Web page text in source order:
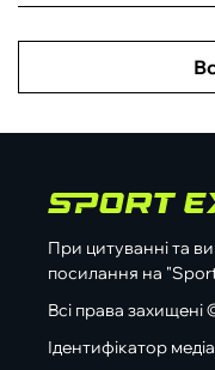
При цитуванні та
посилання на
Всі права
Ідентифікатор